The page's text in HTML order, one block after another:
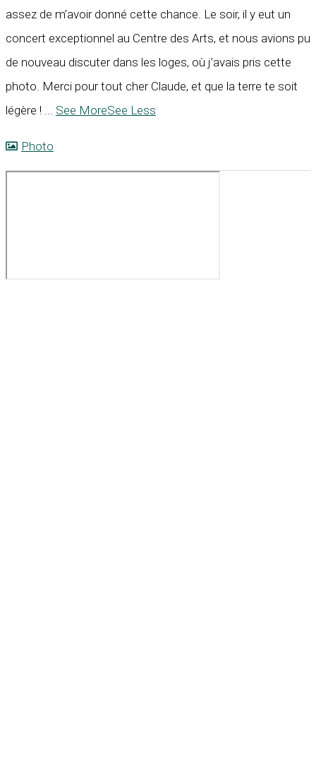
assez de m’avoir donné cette chance. Le soir, il y eut un
concert exceptionnel au Centre des Arts, et nous avions pu
de nouveau discuter dans les loges, où j’avais pris cette
photo. Merci pour tout cher Claude, et que la terre te soit
légère !
See MoreSee Less
Photo